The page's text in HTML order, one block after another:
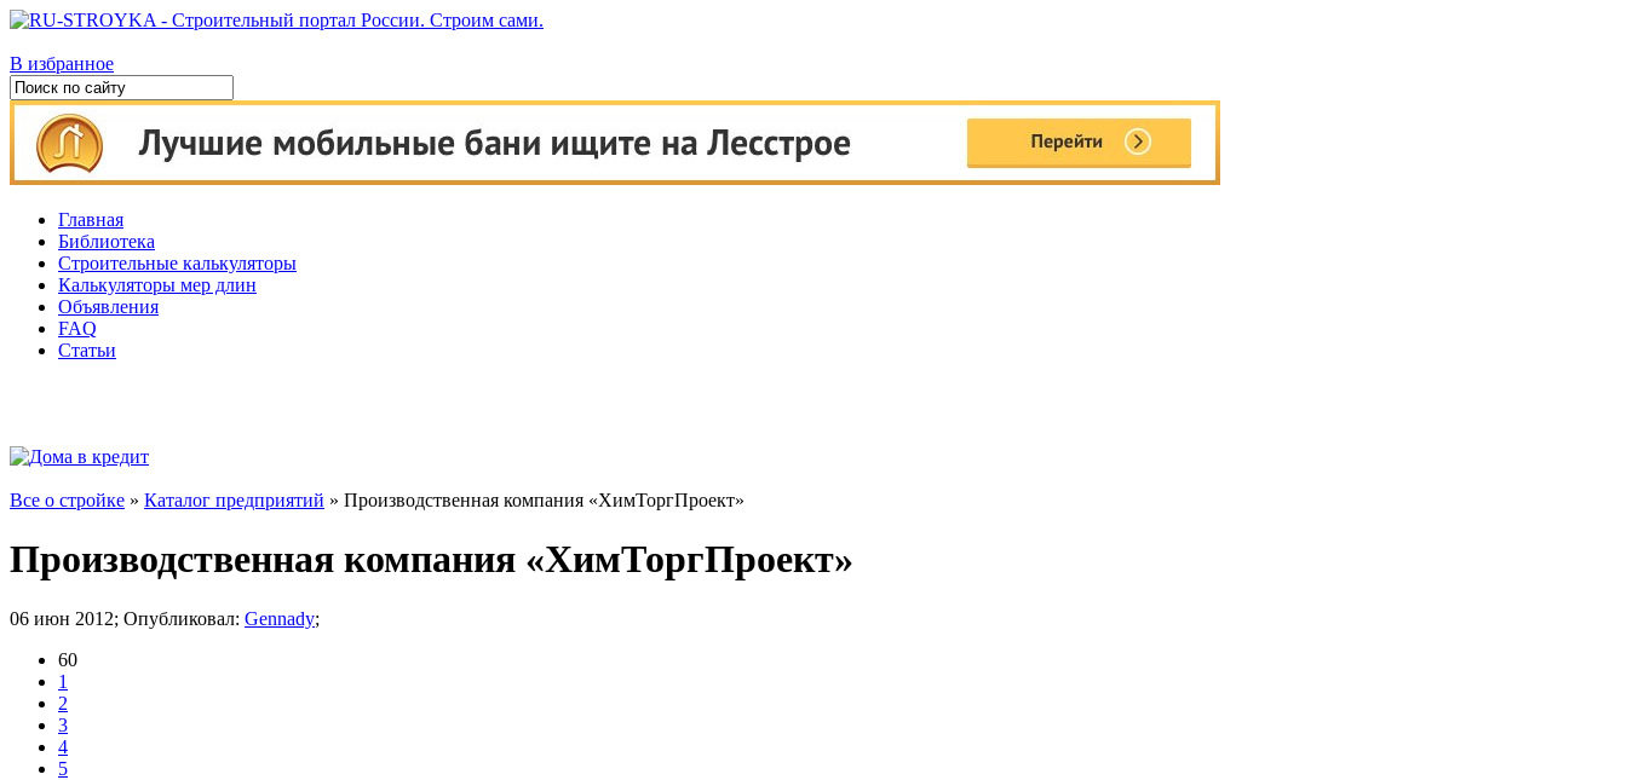
В избранное
Главная
Библиотека
Строительные калькуляторы
Калькуляторы мер длин
Объявления
FAQ
Статьи
Все о стройке » Каталог предприятий » Производственная компания «ХимТоргПроект»
Производственная компания «ХимТоргПроект»
06 июн 2012; Опубликовал: Gennady;
60
1
2
3
4
5